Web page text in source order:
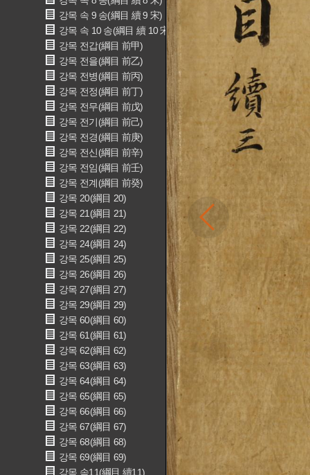
강목 속 9 송(綱目 續 9 宋)
강목 속 10 송(綱目 續 10 宋)
강목 전갑(綱目 前甲)
강목 전을(綱目 前乙)
강목 전병(綱目 前丙)
강목 전정(綱目 前丁)
강목 전무(綱目 前戊)
강목 전기(綱目 前己)
강목 전경(綱目 前庚)
강목 전신(綱目 前辛)
강목 전임(綱目 前壬)
강목 전계(綱目 前癸)
강목 20(綱目 20)
강목 21(綱目 21)
강목 22(綱目 22)
강목 24(綱目 24)
강목 25(綱目 25)
강목 26(綱目 26)
강목 27(綱目 27)
강목 29(綱目 29)
강목 60(綱目 60)
강목 61(綱目 61)
강목 62(綱目 62)
강목 63(綱目 63)
강목 64(綱目 64)
강목 65(綱目 65)
강목 66(綱目 66)
강목 67(綱目 67)
강목 68(綱目 68)
강목 69(綱目 69)
강목 속11(綱目 續11)